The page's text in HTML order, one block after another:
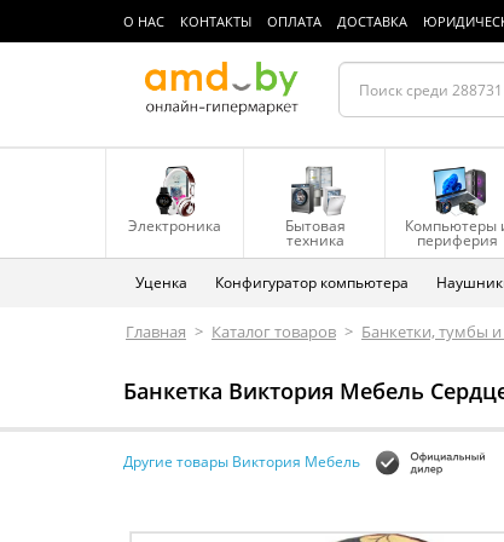
О НАС КОНТАКТЫ ОПЛАТА ДОСТАВКА
Электроника Бытовая
техника
Компьютеры
периферия
Уценка Конфигуратор компьютера
Главная > Каталог товаров > Банкетки, тумбы
Банкетка Виктория Мебель
Другие товары Виктория Мебель